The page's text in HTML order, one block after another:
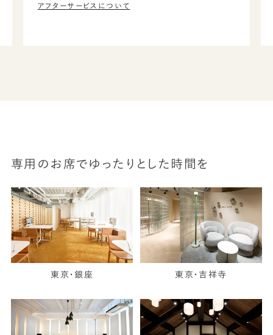
アフターサービスについて
専用のお席でゆったりとした時間を
東京・銀座 東京・吉祥寺